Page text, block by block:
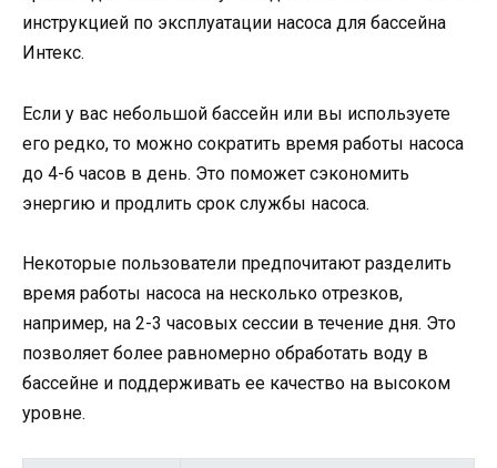
инструкцией по эксплуатации насоса для бассейна
Интекс.
Если у вас небольшой бассейн или вы используете
его редко, то можно сократить время работы насоса
до 4-6 часов в день. Это поможет сэкономить
энергию и продлить срок службы насоса.
Некоторые пользователи предпочитают разделить
время работы насоса на несколько отрезков,
например, на 2-3 часовых сессии в течение дня. Это
позволяет более равномерно обработать воду в
бассейне и поддерживать ее качество на высоком
уровне.